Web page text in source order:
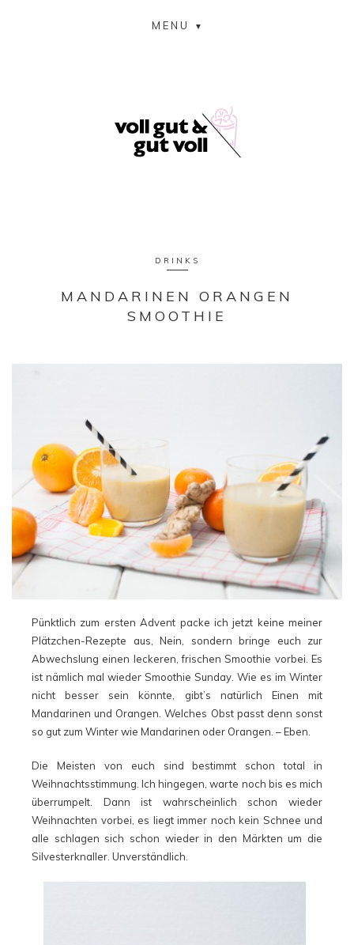
MENU
DRINKS
MANDARINEN ORANGEN
SMOOTHIE
Pünktlich zum ersten Advent packe ich jetzt keine meiner
Plätzchen-Rezepte aus, Nein, sondern bringe euch zur
Abwechslung einen leckeren, frischen Smoothie vorbei. Es
ist nämlich mal wieder Smoothie Sunday. Wie es im Winter
nicht besser sein könnte, gibt’s natürlich Einen mit
Mandarinen und Orangen. Welches Obst passt denn sonst
so gut zum Winter wie Mandarinen oder Orangen. – Eben.
Die Meisten von euch sind bestimmt schon total in
Weihnachtsstimmung. Ich hingegen, warte noch bis es mich
überrumpelt. Dann ist wahrscheinlich schon wieder
Weihnachten vorbei, es liegt immer noch kein Schnee und
alle schlagen sich schon wieder in den Märkten um die
Silvesterknaller. Unverständlich.